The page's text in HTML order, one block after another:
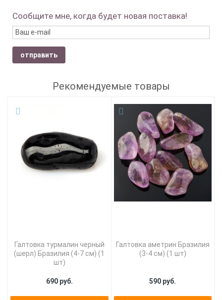
Сообщите мне, когда будет новая поставка!
отправить
Рекомендуемые товары
Галтовка турмалин черный
(шерл) Бразилия (4-7 см) (1
шт)
690 руб.
Галтовка аметрин Бразилия
(3-4 см) (1 шт)
590 руб.